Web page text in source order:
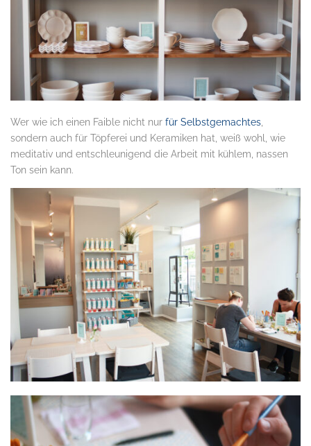
Wer wie ich einen Faible nicht nur für Selbstgemachtes,
sondern auch für Töpferei und Keramiken hat, weiß wohl, wie
meditativ und entschleunigend die Arbeit mit kühlem, nassen
Ton sein kann.